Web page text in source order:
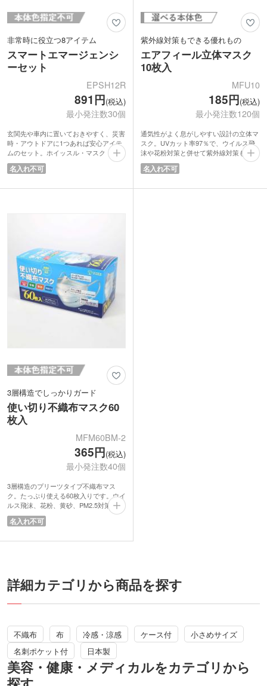
非常時に役立つ8アイテム
スマートエマージェンシ
ーセット
EPSH12R
891円(税込)
最小発注数30個
玄関先や車内に置いておきやすく、災害
時・アウトドアに1つあれば安心アイテ
ムのセット。ホイッスル・マスク・救急
手引・絆創膏5P・除菌アルコールウェ
ットティッシュ・水に流せるペーパー・
防水規格IPX4基準に合格した防水ケース
災イベントの記念品として配布すれば喜
ばれること間違いなしです。
【防水規格IPX4基準とは?】
IEC(国際電気基準会議)規格で規定され
ている、粉塵・防水の試験結果に基づく
保護等級です。防塵機能はありませんが
「あらゆる方向からの水しぶきの保護」
名入れ不可
紫外線対策もできる優れもの
エアフィール立体マスク
10枚入
MFU10
185円(税込)
最小発注数120個
通気性がよく息がしやすい設計の立体マ
スク。UVカット率97％で、ウイルス飛
沫や花粉対策と併せて紫外線対策もでき
ます。頬骨まで覆える形状で、特に日焼
けが気になる頬もカバー。耳が痛くなり
各本体色共通で内側はベージュ。化粧移
名入れ不可
3層構造でしっかりガード
使い切り不織布マスク60
枚入
MFM60BM-2
365円(税込)
最小発注数40個
3層構造のプリーツタイプ不織布マス
ク。たっぷり使える60枚入りです。ウイ
ルス飛沫、花粉、黄砂、PM2.5対策に欠
かせないマスクは1箱備えておくと安
心。鼻回りは隙間ができにくいノーズフ
口もとを圧迫しにくいのがポイントで
名入れ不可
詳細カテゴリから商品を探す
不織布 布 冷感・涼感 ケース付
小さめサイズ
名刺ポケット付
日本製
美容・健康・メディカルをカテゴリから